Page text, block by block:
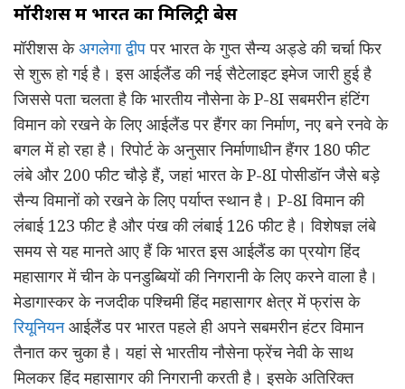
मॉरीशस में भारत का मिलिट्री बेस
मॉरीशस केअगलेगा द्वीपपर भारत के गुप्त सैन्य अड्डे की चर्चा फिर
से शुरू हो गई है। इस आईलैंड की नई सैटेलाइट इमेज जारी हुई है
जिससे पता चलता है कि भारतीय नौसेना के P-8I सबमरीन हंटिंग
विमान को रखने के लिए आईलैंड पर हैंगर का निर्माण, नए बने रनवे के
बगल में हो रहा है। रिपोर्ट के अनुसार निर्माणाधीन हैंगर 180 फीट
लंबे और 200 फीट चौड़े हैं, जहां भारत के P-8I पोसीडॉन जैसे बड़े
सैन्य विमानों को रखने के लिए पर्याप्त स्थान है। P-8I विमान की
लंबाई 123 फीट है और पंख की लंबाई 126 फीट है। विशेषज्ञ लंबे
समय से यह मानते आए हैं कि भारत इस आईलैंड का प्रयोग हिंद
महासागर में चीन के पनडुब्बियों की निगरानी के लिए करने वाला है।
मेडागास्कर के नजदीक पश्चिमी हिंद महासागर क्षेत्र में फ्रांस के
रियूनियनआईलैंड पर भारत पहले ही अपने सबमरीन हंटर विमान
तैनात कर चुका है। यहां से भारतीय नौसेना फ्रेंच नेवी के साथ
मिलकर हिंद महासागर की निगरानी करती है। इसके अतिरिक्त